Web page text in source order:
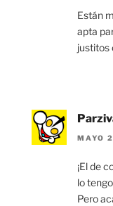
Están
apta
justitos
MAYO
¡El de
lo
Pero